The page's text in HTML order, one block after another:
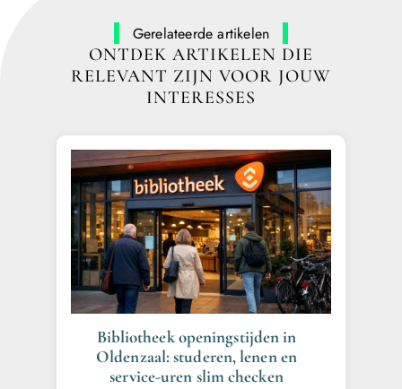
Gerelateerde artikelen
ONTDEK ARTIKELEN DIE
RELEVANT ZIJN VOOR JOUW
INTERESSES
Bibliotheek openingstijden in
Oldenzaal: studeren, lenen en
service-uren slim checken